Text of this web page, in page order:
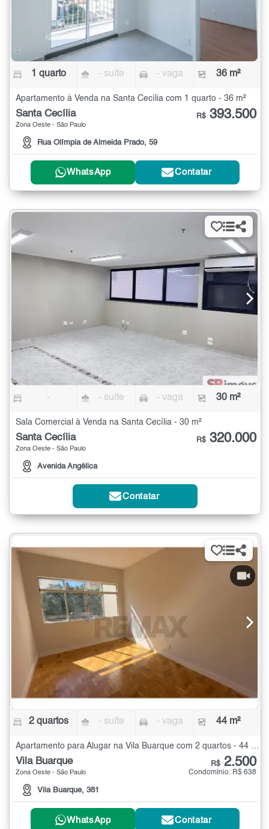
1 quarto - suíte - vaga 36 m²
Apartamento à Venda na Santa Cecília com 1 quarto - 36 m²
Santa Cecília
Zona Oeste - São Paulo
Rua Olímpia de Almeida Prado, 59
R$ 393.500
WhatsApp Contatar
- - suíte - vaga 30 m²
Sala Comercial à Venda na Santa Cecília - 30 m²
Santa Cecília
Zona Oeste - São Paulo
Avenida Angélica
R$ 320.000
Contatar
2 quartos - suíte - vaga 44 m²
Apartamento para Alugar na Vila Buarque com 2 quartos - 44 m²
Vila Buarque
Zona Oeste - São Paulo
Vila Buarque, 381
R$ 2.500
Condomínio: R$ 638
WhatsApp Contatar